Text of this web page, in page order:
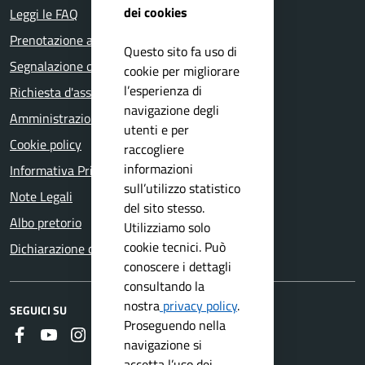
Leggi le FAQ
Prenotazione appuntamento
Segnalazione disservizio
Richiesta d'assistenza
Amministrazione trasparente
Cookie policy
Informativa Privacy
Note Legali
Albo pretorio
Dichiarazione di accessibilità
SEGUICI SU
Faceboook
YoutubeInstagram
RSS
dei cookies
Questo sito fa uso di
cookie per migliorare
l’esperienza di
navigazione degli
utenti e per
raccogliere
informazioni
sull’utilizzo statistico
del sito stesso.
Utilizziamo solo
cookie tecnici. Può
conoscere i dettagli
consultando la
nostra privacy policy.
Proseguendo nella
navigazione si